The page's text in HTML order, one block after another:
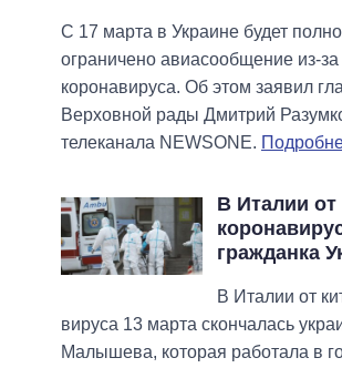
С 17 марта в Украине будет
ограничено авиасообщение из-за
коронавируса. Об этом заявил
Верховной рады Дмитрий
телеканала NEWSONE.
В Италии от
гражданка
В Италии от
вируса 13 марта скончалась
Малышева, которая работала в